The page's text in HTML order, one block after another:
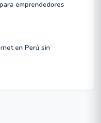
emprendedores
en Perú sin